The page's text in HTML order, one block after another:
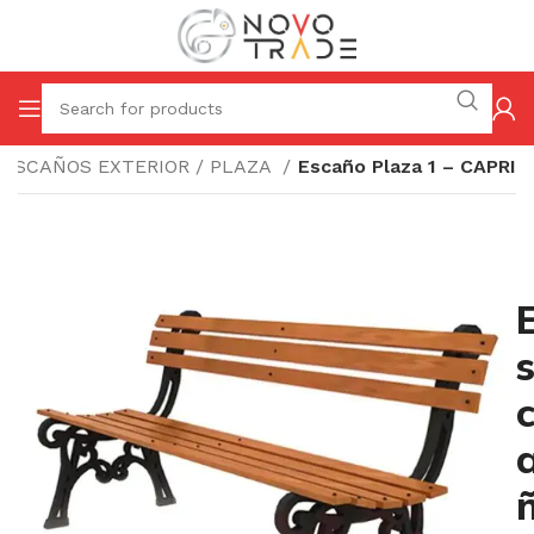
ESCAÑOS EXTERIOR / PLAZA Escaño Plaza 1 – CAPRI
s
c